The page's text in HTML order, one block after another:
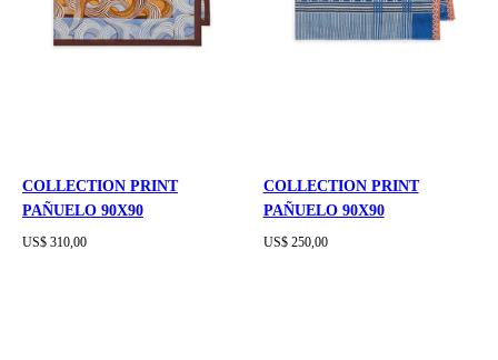
COLLECTION PRINT
PAÑUELO 90X90
US$ 310,00
COLLECTION PRINT
PAÑUELO 90X90
US$ 250,00